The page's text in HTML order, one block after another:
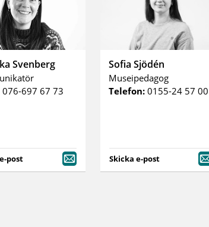
Svenberg
076-697 67 73
post
Sofia Sjödén
Museipedagog
Telefon: 0155-24 57 00
Skicka e-post